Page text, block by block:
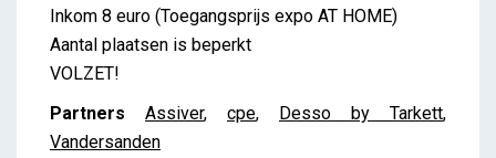
Inkom 8 euro (Toegangsprijs expo AT HOME)
Aantal plaatsen is beperkt
VOLZET!
Partners
Assiver, cpe, Desso by Tarkett,
Vandersanden